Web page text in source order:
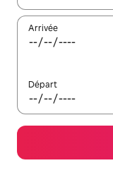
Arrivée
Départ